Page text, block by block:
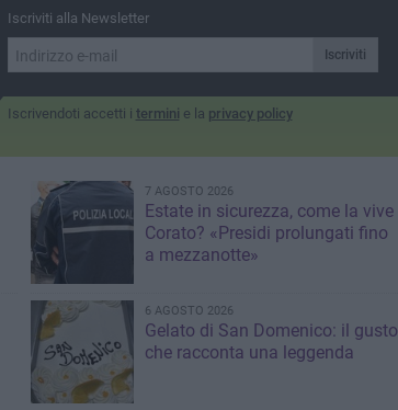
Iscriviti alla Newsletter
Iscriviti
Iscrivendoti accetti i termini e la privacy policy
7 AGOSTO 2026
Estate in sicurezza, come la vive
Corato? «Presidi prolungati fino
a mezzanotte»
6 AGOSTO 2026
Gelato di San Domenico: il gusto
che racconta una leggenda